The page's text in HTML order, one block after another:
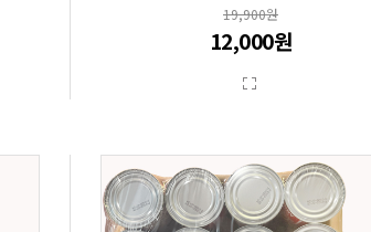
19,900원
12,000원